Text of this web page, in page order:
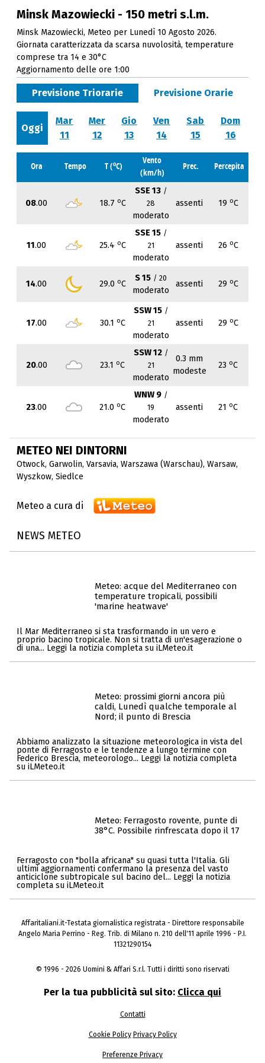
Minsk Mazowiecki - 150 metri s.l.m.
Minsk Mazowiecki, Meteo per Lunedì 10 Agosto 2026.
Giornata caratterizzata da scarsa nuvolosità, temperature
comprese tra 14 e 30°C
Aggiornamento delle ore 1:00
Previsione Triorarie Previsione Orarie
Oggi
Mar
11
Mer
12
Gio
13
Ven
14
Sab
15
Dom
16
Ora Tempo T (oC)
Vento
(km/h)
Prec. Percepita
08.00 18.7 oC
SSE 13 /
28
moderato
assenti 19 oC
11.00 25.4 oC
SSE 15 /
21
moderato
assenti 26 oC
14.00 29.0 oC
S 15 / 20
moderato
assenti 29 oC
17.00 30.1 oC
SSW 15 /
21
moderato
assenti 29 oC
20.00 23.1 oC
SSW 12 /
21
moderato
0.3 mm
modeste
23 oC
23.00 21.0 oC
WNW 9 /
19
moderato
assenti 21 oC
METEO NEI DINTORNI
Otwock, Garwolin, Varsavia, Warszawa (Warschau), Warsaw,
Wyszkow, Siedlce
Meteo a cura di
NEWS METEO
Meteo: acque del Mediterraneo con
temperature tropicali, possibili
'marine heatwave'
Il Mar Mediterraneo si sta trasformando in un vero e
proprio bacino tropicale. Non si tratta di un'esagerazione o
di una... Leggi la notizia completa su iLMeteo.it
Meteo: prossimi giorni ancora più
caldi, Lunedì qualche temporale al
Nord; il punto di Brescia
Abbiamo analizzato la situazione meteorologica in vista del
ponte di Ferragosto e le tendenze a lungo termine con
Federico Brescia, meteorologo... Leggi la notizia completa
su iLMeteo.it
Meteo: Ferragosto rovente, punte di
38°C. Possibile rinfrescata dopo il 17
Ferragosto con "bolla africana" su quasi tutta l'Italia. Gli
ultimi aggiornamenti confermano la presenza del vasto
anticiclone subtropicale sul bacino del... Leggi la notizia
completa su iLMeteo.it
Affaritaliani.it-Testata giornalistica registrata - Direttore responsabile
Angelo Maria Perrino - Reg. Trib. di Milano n. 210 dell'11 aprile 1996 - P.I.
11321290154
© 1996 - 2026 Uomini & Affari S.r.l. Tutti i diritti sono riservati
Per la tua pubblicità sul sito: Clicca qui
Contatti
Cookie Policy Privacy Policy
Preferenze Privacy